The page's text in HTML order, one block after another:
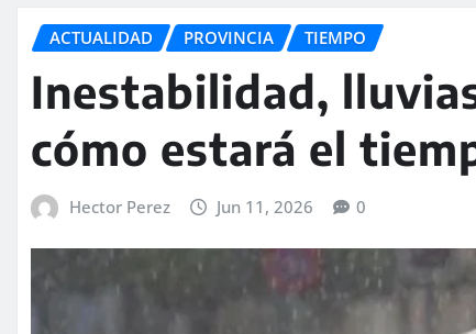
ACTUALIDAD PROVINCIA TIEMPO
Inestabilidad,
cómo estará el
Hector Perez Jun 11, 2026 0